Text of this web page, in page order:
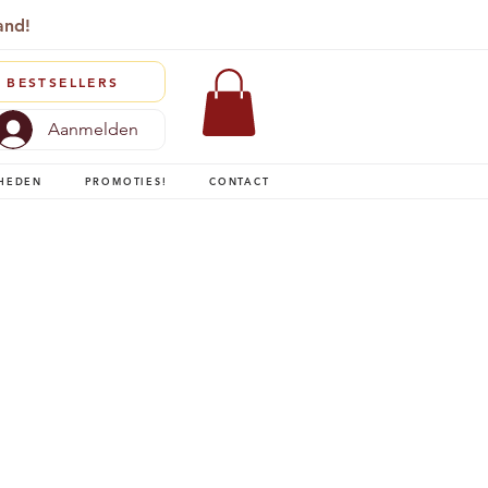
BESTSELLERS
Aanmelden
PROMOTIES! CONTACT